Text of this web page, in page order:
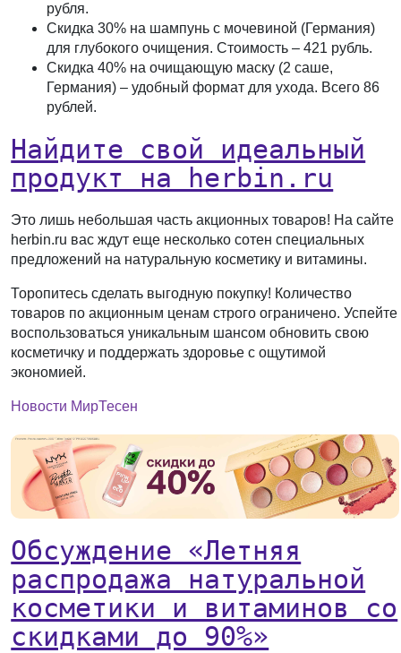
рубля.
Скидка 30% на шампунь с мочевиной (Германия)
для глубокого очищения. Стоимость –421 рубль.
Скидка 40% на очищающую маску (2 саше,
Германия) – удобный формат для ухода. Всего86
рублей.
Найдите свой идеальный
продукт на herbin.ru
Это лишь небольшая часть акционных товаров! На сайте
herbin.ru вас ждут еще несколько сотен специальных
предложений на натуральную косметику и витамины.
Торопитесь сделать выгодную покупку! Количество
товаров по акционным ценам строго ограничено. Успейте
воспользоваться уникальным шансом обновить свою
косметичку и поддержать здоровье с ощутимой
экономией.
Новости МирТесен
Обсуждение «Летняя
распродажа натуральной
косметики и витаминов со
скидками до 90%»